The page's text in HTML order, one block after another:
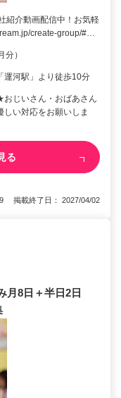
紹介動画配信中！お気軽
create-group/#…
）
運河駅」より徒歩10分
じいさん・おばあさん
しい対応をお願いしま
る
掲載終了日： 2027/04/02
8日＋半日2日